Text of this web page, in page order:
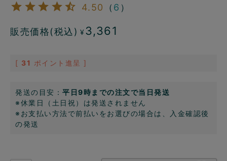
4.50 （ 6 ）
販売価格(税込) ¥ 3,361
[ 31 ポイント進呈 ]
発送の目安： 平日9時までの注文で当日発送
※休業日（土日祝）は発送されません
※お支払い方法で前払いをお選びの場合は、入金確認後
の発送